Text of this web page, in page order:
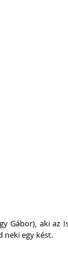
Gábor), aki az
neki egy kést.